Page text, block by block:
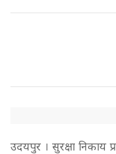
उदयपुर । सुरक्षा निकाय